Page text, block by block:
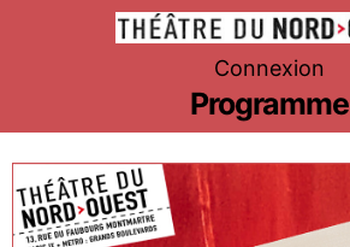
Théâtre
du
Nord-
Ouest
Connexion
Programme